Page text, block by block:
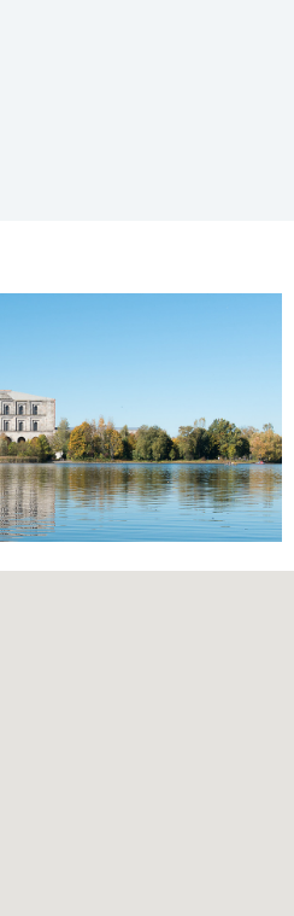
Outlook Live